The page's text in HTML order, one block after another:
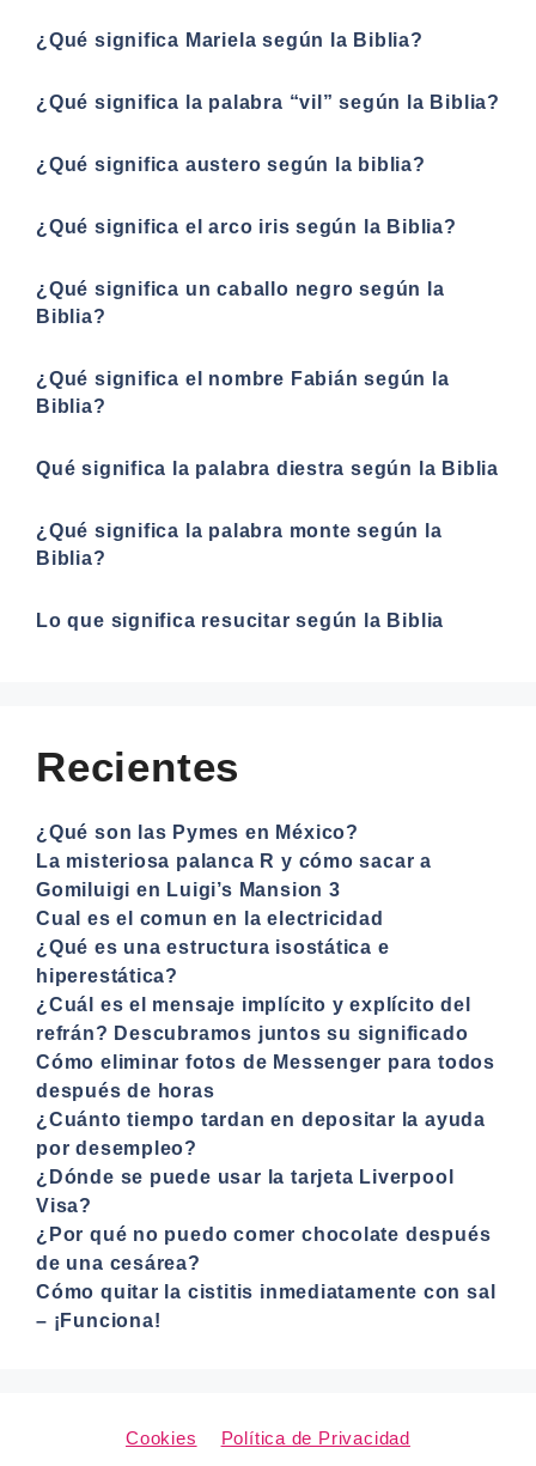
¿Qué significa Mariela según la Biblia?
¿Qué significa la palabra “vil” según la Biblia?
¿Qué significa austero según la biblia?
¿Qué significa el arco iris según la Biblia?
¿Qué significa un caballo negro según la
Biblia?
¿Qué significa el nombre Fabián según la
Biblia?
Qué significa la palabra diestra según la Biblia
¿Qué significa la palabra monte según la
Biblia?
Lo que significa resucitar según la Biblia
Recientes
¿Qué son las Pymes en México?
La misteriosa palanca R y cómo sacar a
Gomiluigi en Luigi’s Mansion 3
Cual es el comun en la electricidad
¿Qué es una estructura isostática e
hiperestática?
¿Cuál es el mensaje implícito y explícito del
refrán? Descubramos juntos su significado
Cómo eliminar fotos de Messenger para todos
después de horas
¿Cuánto tiempo tardan en depositar la ayuda
por desempleo?
¿Dónde se puede usar la tarjeta Liverpool
Visa?
¿Por qué no puedo comer chocolate después
de una cesárea?
Cómo quitar la cistitis inmediatamente con sal
– ¡Funciona!
Cookies Política de Privacidad